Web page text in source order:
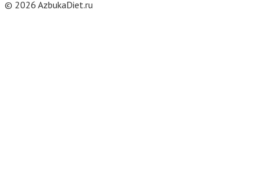
© 2026 AzbukaDiet.ru